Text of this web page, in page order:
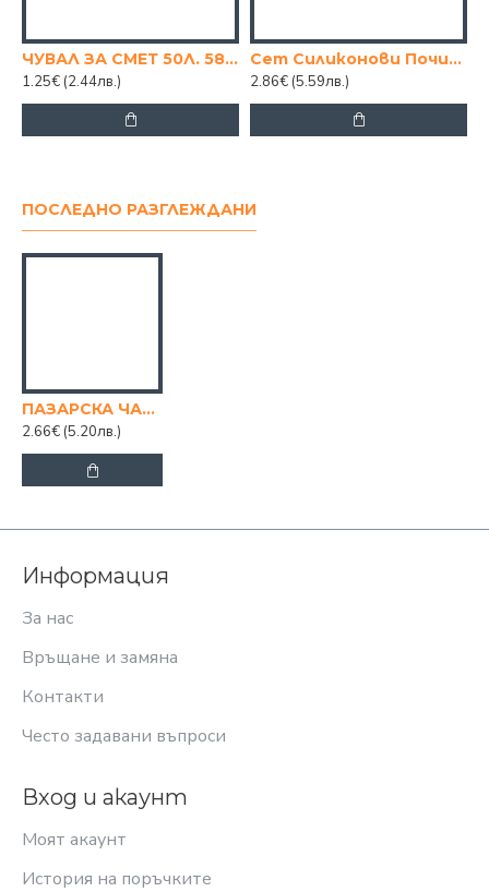
ЧУВАЛ ЗА СМЕТ 50Л. 58/72 20БР.
1.25€ (2.44лв.)
Сет Силиконови Почистващи Гъби Better Sponge
2.86€ (5.59лв.)
ПОСЛЕДНО РАЗГЛЕЖДАНИ
ПАЗАРСКА ЧАНТА С КАРТИНКИ 70х80х28
2.66€ (5.20лв.)
Информация
За нас
Връщане и замяна
Контакти
Често задавани въпроси
Вход и акаунт
Моят акаунт
История на поръчките